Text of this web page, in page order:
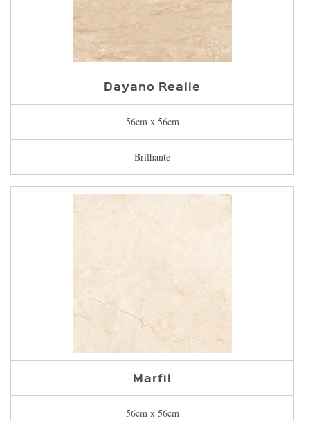
Dayano Realle
56cm x 56cm
Brilhante
Marfil
56cm x 56cm